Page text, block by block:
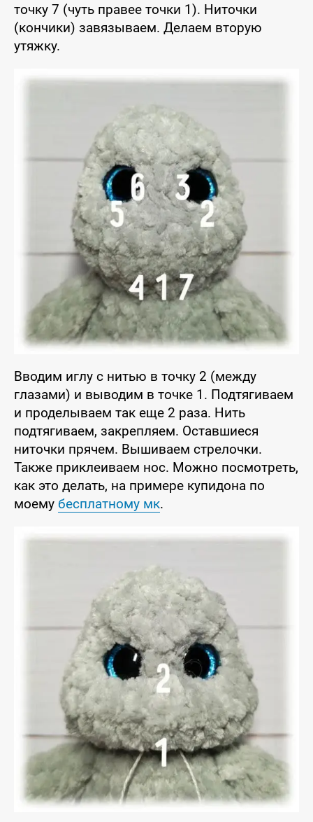
точку 7 (чуть правее точки 1). Ниточки
(кончики) завязываем. Делаем вторую
утяжку.
Вводим иглу с нитью в точку 2 (между
глазами) и выводим в точке 1. Подтягиваем
и проделываем так еще 2 раза. Нить
подтягиваем, закрепляем. Оставшиеся
ниточки прячем. Вышиваем стрелочки.
Также приклеиваем нос. Можно посмотреть,
как это делать, на примере купидона по
моему бесплатному мк.